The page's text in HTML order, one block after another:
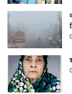
में
250
से
अधिक
युवाओं
ने
दिखाई
प्रतिभा,
विजेता